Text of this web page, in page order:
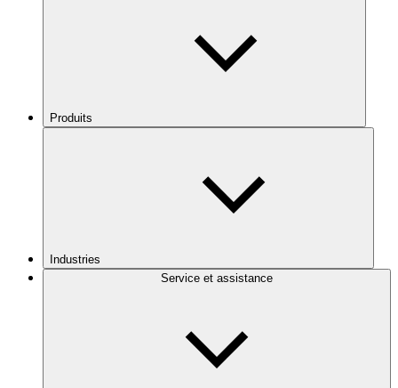
Produits
Industries
Service et assistance